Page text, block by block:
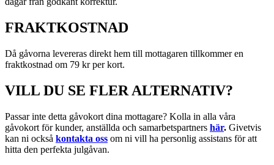
FRAKTKOSTNAD
Då gåvorna levereras direkt hem till mottagaren tillkommer en
fraktkostnad om 79 kr per kort.
VILL DU SE FLER ALTERNATIV?
Passar inte detta gåvokort dina mottagare? Kolla in alla våra
gåvokort för kunder, anställda och samarbetspartners här. Givetvis
kan ni också kontakta oss om ni vill ha personlig assistans för att
hitta den perfekta julgåvan.